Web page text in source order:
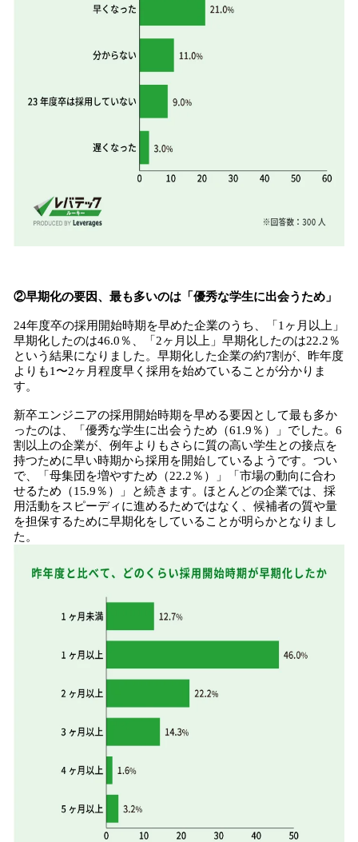
②早期化の要因、最も多いのは「優秀な学生に出会うため」
24年度卒の採用開始時期を早めた企業のうち、「1ヶ月以上」
早期化したのは46.0％、「2ヶ月以上」早期化したのは22.2％
という結果になりました。早期化した企業の約7割が、昨年度
よりも1〜2ヶ月程度早く採用を始めていることが分かりま
す。
新卒エンジニアの採用開始時期を早める要因として最も多か
ったのは、「優秀な学生に出会うため（61.9％）」でした。6
割以上の企業が、例年よりもさらに質の高い学生との接点を
持つために早い時期から採用を開始しているようです。つい
で、「母集団を増やすため（22.2％）」「市場の動向に合わ
せるため（15.9％）」と続きます。ほとんどの企業では、採
用活動をスピーディに進めるためではなく、候補者の質や量
を担保するために早期化をしていることが明らかとなりまし
た。